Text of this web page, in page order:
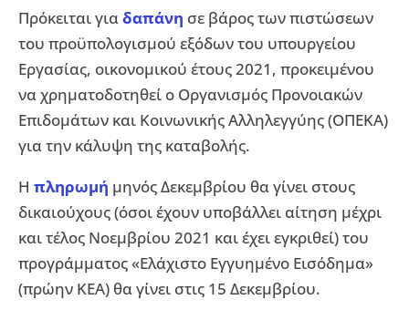
Πρόκειται γιαδαπάνη σε βάρος των πιστώσεων
του προϋπολογισμού εξόδων του υπουργείου
Εργασίας, οικονομικού έτους 2021, προκειμένου
να χρηματοδοτηθεί ο Οργανισμός Προνοιακών
Επιδομάτων και Κοινωνικής Αλληλεγγύης (ΟΠΕΚΑ)
για την κάλυψη της καταβολής.
Η πληρωμή μηνός Δεκεμβρίου θα γίνει στους
δικαιούχους (όσοι έχουν υποβάλλει αίτηση μέχρι
και τέλος Νοεμβρίου 2021 και έχει εγκριθεί) του
προγράμματος «Ελάχιστο Εγγυημένο Εισόδημα»
(πρώην ΚΕΑ) θα γίνει στις 15 Δεκεμβρίου.